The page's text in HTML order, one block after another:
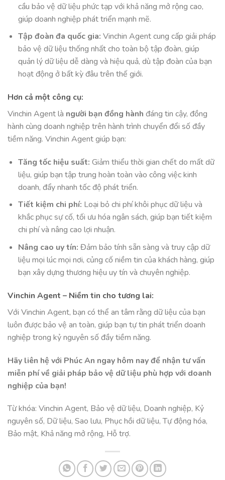
cầu bảo vệ dữ liệu phức tạp với khả năng mở rộng cao,
giúp doanh nghiệp phát triển mạnh mẽ.
Tập đoàn đa quốc gia: Vinchin Agent cung cấp giải pháp
bảo vệ dữ liệu thống nhất cho toàn bộ tập đoàn, giúp
quản lý dữ liệu dễ dàng và hiệu quả, dù tập đoàn của bạn
hoạt động ở bất kỳ đâu trên thế giới.
Hơn cả một công cụ:
Vinchin Agent là người bạn đồng hành đáng tin cậy, đồng
hành cùng doanh nghiệp trên hành trình chuyển đổi số đầy
tiềm năng. Vinchin Agent giúp bạn:
Tăng tốc hiệu suất: Giảm thiểu thời gian chết do mất dữ
liệu, giúp bạn tập trung hoàn toàn vào công việc kinh
doanh, đẩy nhanh tốc độ phát triển.
Tiết kiệm chi phí: Loại bỏ chi phí khôi phục dữ liệu và
khắc phục sự cố, tối ưu hóa ngân sách, giúp bạn tiết kiệm
chi phí và nâng cao lợi nhuận.
Nâng cao uy tín: Đảm bảo tính sẵn sàng và truy cập dữ
liệu mọi lúc mọi nơi, củng cố niềm tin của khách hàng, giúp
bạn xây dựng thương hiệu uy tín và chuyên nghiệp.
Vinchin Agent – Niềm tin cho tương lai:
Với Vinchin Agent, bạn có thể an tâm rằng dữ liệu của bạn
luôn được bảo vệ an toàn, giúp bạn tự tin phát triển doanh
nghiệp trong kỷ nguyên số đầy tiềm năng.
Hãy liên hệ với Phúc An ngay hôm nay để nhận tư vấn
miễn phí về giải pháp bảo vệ dữ liệu phù hợp với doanh
nghiệp của bạn!
Từ khóa: Vinchin Agent, Bảo vệ dữ liệu, Doanh nghiệp, Kỷ
nguyên số, Dữ liệu, Sao lưu, Phục hồi dữ liệu, Tự động hóa,
Bảo mật, Khả năng mở rộng, Hỗ trợ.